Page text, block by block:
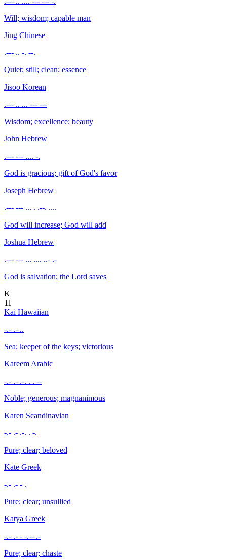
Will; wisdom; capable man
Jing Chinese
.--- .. -. --.
Quiet; still; clean; essence
Jisoo Korean
.--- .. ... --- ---
Wisdom; excellence; beauty
John Hebrew
.--- --- .... -.
God is gracious; gift of God's favor
Joseph Hebrew
.--- --- ... . .--. ....
God will increase; God will add
Joshua Hebrew
.--- --- ... .... ..- .-
God is salvation; the Lord saves
K
11
Kai Hawaiian
-.- .- ..
Sea; keeper of the keys; victorious
Kareem Arabic
-.- .- .-. . . --
Noble; generous; magnanimous
Karen Scandinavian
-.- .- .-. . -.
Pure; clear; beloved
Kate Greek
-.- .- - .
Pure; clear; unsullied
Katya Greek
-.- .- - -.-- .-
Pure; clear; chaste